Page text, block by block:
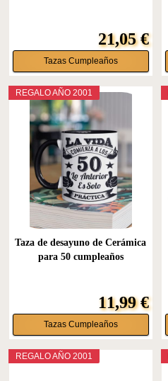
21,05 €
Tazas Cumpleaños
REGALO AÑO 2001
Taza de desayuno de Cerámica
para 50 cumpleaños
11,99 €
Tazas Cumpleaños
REGALO AÑO 2001